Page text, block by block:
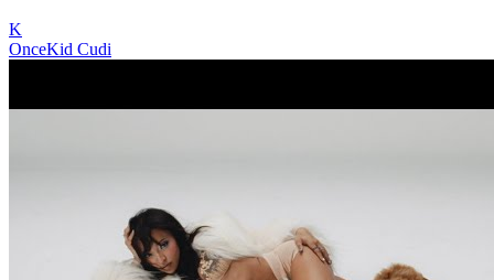
K
OnceKid Cudi